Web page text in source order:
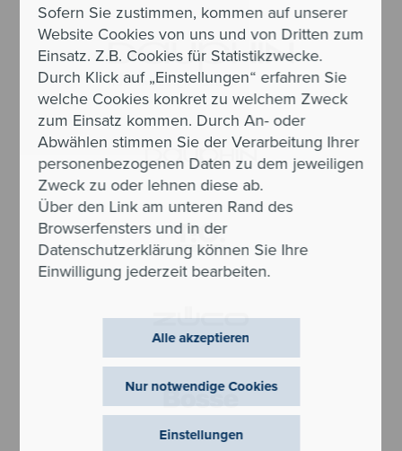
Sofern Sie zustimmen, kommen auf unserer
Website Cookies von uns und von Dritten zum
Einsatz. Z.B. Cookies für Statistikzwecke.
Durch Klick auf „Einstellungen“ erfahren Sie
welche Cookies konkret zu welchem Zweck
zum Einsatz kommen. Durch An- oder
Abwählen stimmen Sie der Verarbeitung Ihrer
personenbezogenen Daten zu dem jeweiligen
Zweck zu oder lehnen diese ab.
Über den Link am unteren Rand des
Browserfensters und in der
Datenschutzerklärung können Sie Ihre
Einwilligung jederzeit bearbeiten.
Einstellungen
Alle akzeptieren
Nur notwendige Cookies